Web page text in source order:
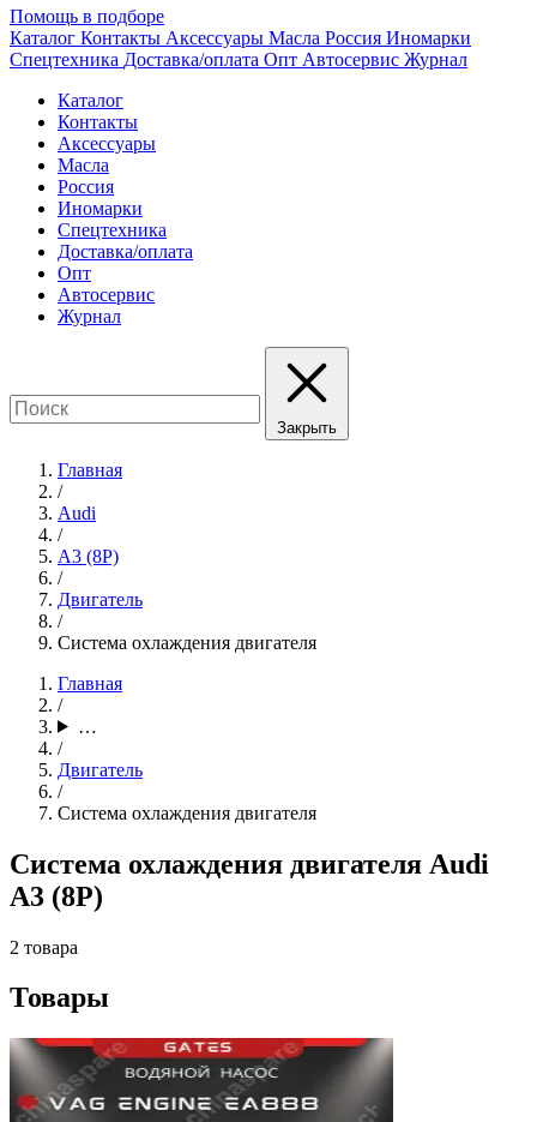
Помощь в подборе
Каталог Контакты Аксессуары Масла Россия Иномарки
Спецтехника Доставка/оплата Опт Автосервис Журнал
Каталог
Контакты
Аксессуары
Масла
Россия
Иномарки
Спецтехника
Доставка/оплата
Опт
Автосервис
Журнал
Закрыть
Главная
/
Audi
/
A3 (8P)
/
Двигатель
/
Система охлаждения двигателя
Главная
/
…
/
Двигатель
/
Система охлаждения двигателя
Система охлаждения двигателя Audi
A3 (8P)
2 товара
Товары